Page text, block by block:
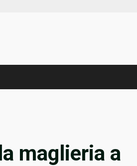
maglieria a